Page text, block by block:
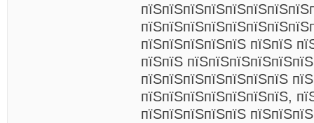
пїЅпїЅпїЅпїЅпїЅ пїЅпїЅ
пїЅпїЅ
пїЅпїЅпїЅпїЅпїЅпїЅпїЅ
пїЅпїЅпїЅпїЅпїЅпїЅпїЅ,
пїЅпїЅпїЅпїЅпїЅ